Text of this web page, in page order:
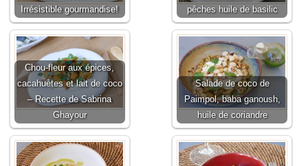
Irrésistible gourmandise!
pêches huile de basilic
Chou-fleur aux épices,
cacahuètes et lait de coco
– Recette de Sabrina
Ghayour
Salade de coco de
Paimpol, baba ganoush,
huile de coriandre